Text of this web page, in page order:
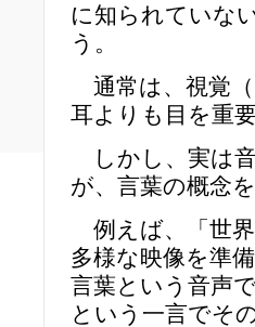
に知られていな
う。
通常は、視覚
耳よりも目を重
しかし、実は
が、言葉の概念
例えば、「世
多様な映像を準
言葉という音声
という一言でそ